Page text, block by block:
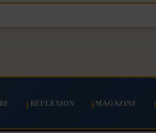
RÉFLEXION MAGAZINE